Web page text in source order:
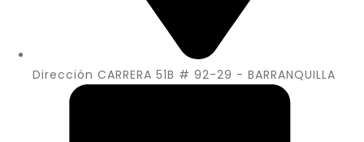
Dirección CARRERA 51B # 92-29 - BARRANQUILLA